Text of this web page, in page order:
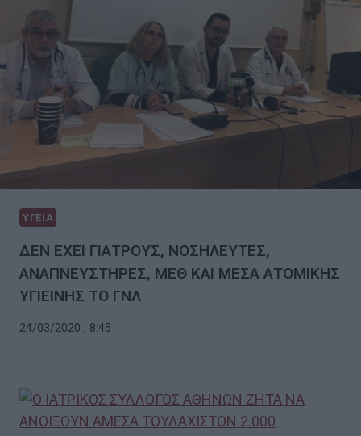
ΥΓΕΙΑ
ΔΕΝ ΕΧΕΙ ΓΙΑΤΡΟΥΣ, ΝΟΣΗΛΕΥΤΕΣ,
ΑΝΑΠΝΕΥΣΤΗΡΕΣ, ΜΕΘ ΚΑΙ ΜΕΣΑ ΑΤΟΜΙΚΗΣ
ΥΓΙΕΙΝΗΣ ΤΟ ΓΝΛ
24/03/2020 , 8:45